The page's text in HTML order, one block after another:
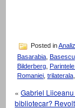
Posted in
Basarabia, Basescu
Bilderberg,
Romaniei, trilaterala,
« Gabriel
bibliotecar?